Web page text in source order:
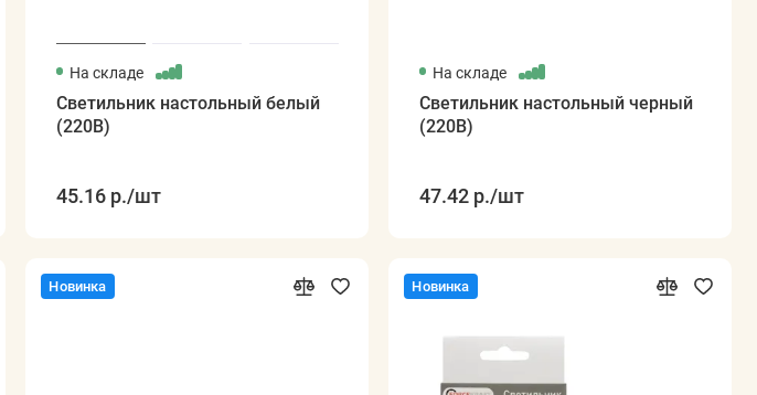
На складе
Светильник настольный белый
(220В)
45.16 р./шт
На складе
Светильник настольный черный
(220В)
47.42 р./шт
Новинка Новинка